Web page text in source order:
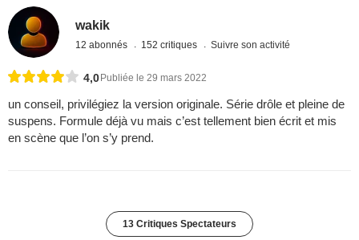
wakik
12 abonnés 152 critiques Suivre son activité
4,0 Publiée le 29 mars 2022
un conseil, privilégiez la version originale. Série drôle et pleine de
suspens. Formule déjà vu mais c’est tellement bien écrit et mis
en scène que l’on s’y prend.
13 Critiques Spectateurs